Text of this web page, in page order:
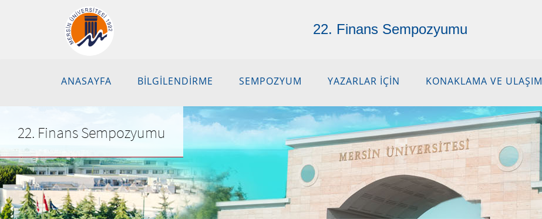
22. Finans Sempozyumu
ANASAYFA BİLGİLENDİRME SEMPOZYUM YAZARLAR İÇİN KONAKLAMA VE ULAŞIM
22. Finans Sempozyumu